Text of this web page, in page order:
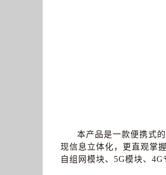
本产品是一款便携式
现信息立体化，更直观掌
自组网模块、5G模块、